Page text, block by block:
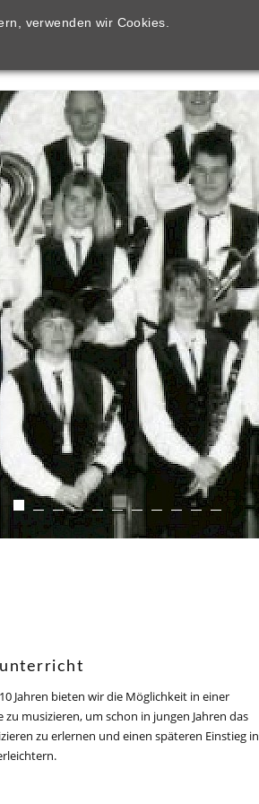
Jahren bieten wir die Möglichkeit in einer
musizieren, um schon in jungen Jahren das
zu erlernen und einen späteren Einstieg in
verwenden wir Cookies.